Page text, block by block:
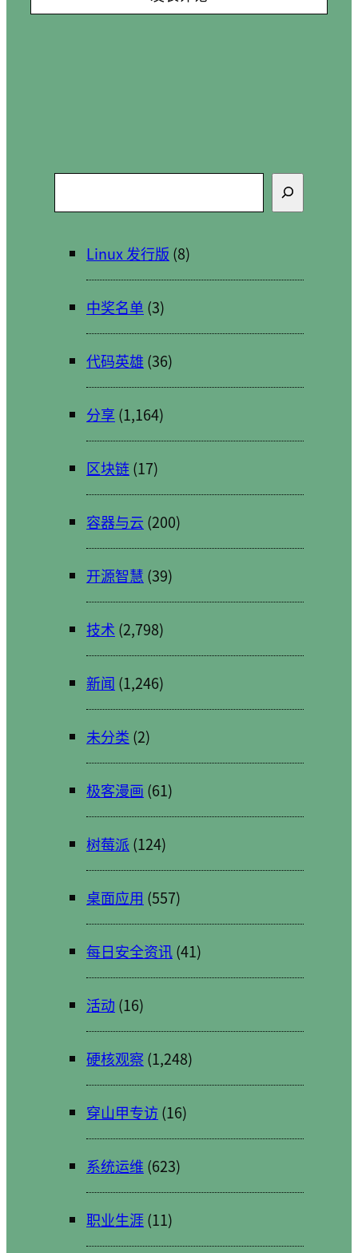
索
Linux 发行版 (8)
中奖名单 (3)
代码英雄 (36)
分享 (1,164)
区块链(17)
容器与云 (200)
开源智慧 (39)
技术 (2,798)
新闻 (1,246)
未分类 (2)
极客漫画 (61)
树莓派 (124)
桌面应用 (557)
每日安全资讯(41)
活动 (16)
硬核观察 (1,248)
穿山甲专访(16)
系统运维 (623)
职业生涯(11)